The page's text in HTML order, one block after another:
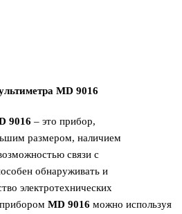
MD 9016
9016 – это прибор,
размером, наличием
связи с
обнаруживать и
электротехнических
MD 9016 можно используя